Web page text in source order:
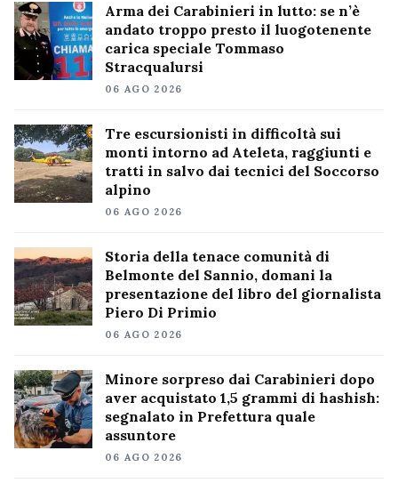
Arma dei Carabinieri in lutto: se n’è
andato troppo presto il luogotenente
carica speciale Tommaso
Stracqualursi
06 AGO 2026
Tre escursionisti in difficoltà sui
monti intorno ad Ateleta, raggiunti e
tratti in salvo dai tecnici del Soccorso
alpino
06 AGO 2026
Storia della tenace comunità di
Belmonte del Sannio, domani la
presentazione del libro del giornalista
Piero Di Primio
06 AGO 2026
Minore sorpreso dai Carabinieri dopo
aver acquistato 1,5 grammi di hashish:
segnalato in Prefettura quale
assuntore
06 AGO 2026